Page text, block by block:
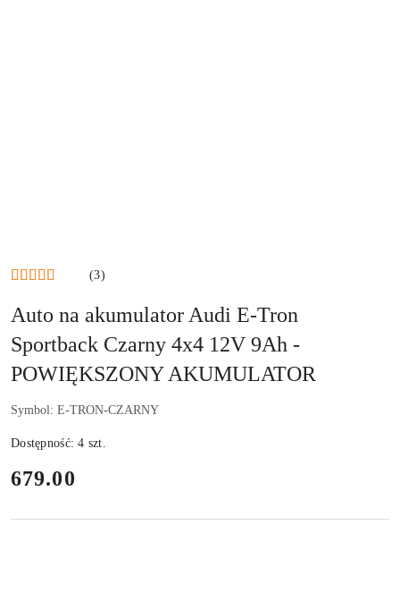
(3)
Auto na akumulator Audi E-Tron
Sportback Czarny 4x4 12V 9Ah -
POWIĘKSZONY AKUMULATOR
Symbol: E-TRON-CZARNY
Dostępność:4 szt.
cena:
679.00